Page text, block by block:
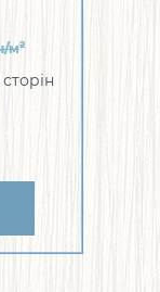
м2